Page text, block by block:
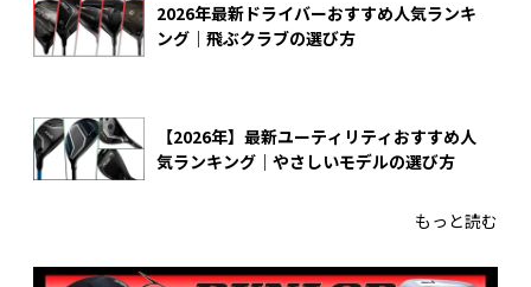
2026年最新ドライバーおすすめ人気ランキ
ング｜飛ぶクラブの選び方
【2026年】最新ユーティリティおすすめ人
気ランキング｜やさしいモデルの選び方
もっと読む